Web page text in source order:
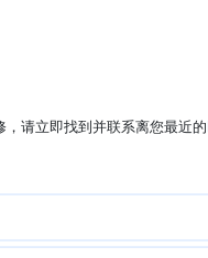
请立即找到并联系离您最近的